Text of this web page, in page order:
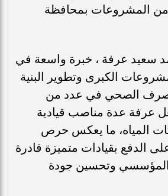
المشروعات بمحافظة
سعيد عرفة ، خبرة واسعة في
الكبرى وتطوير البنية
الصحي في عدد من
عرفة عدة مناصب قيادية
المياه، ما يعكس حرص
الدفع بقيادات متميزة قادرة
المؤسسي وتحسين جودة